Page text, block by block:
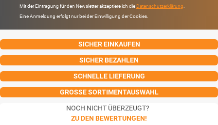
Mit der Eintragung für den Newsletter akzeptiere ich die Datenschutzerklärung.
Eine Anmeldung erfolgt nur bei der Einwilligung der Cookies.
SICHER EINKAUFEN
SICHER BEZAHLEN
SCHNELLE LIEFERUNG
GROSSE SORTIMENTAUSWAHL
NOCH NICHT ÜBERZEUGT?
ZU DEN BEWERTUNGEN!